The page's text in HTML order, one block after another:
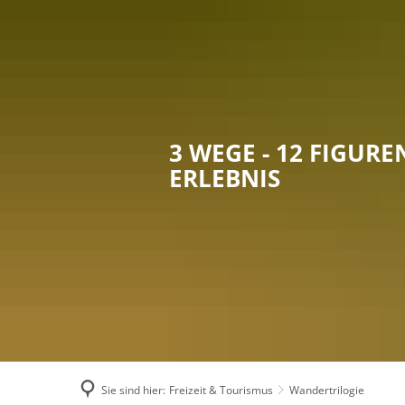
3 WEGE - 12
ERLEBNIS
Sie sind hier: Freizeit & Tourismus Wandertrilogie